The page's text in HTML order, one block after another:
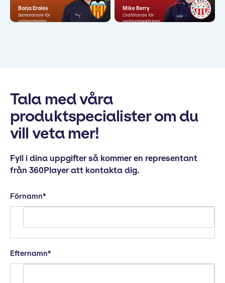
Borja Eroles
Samordnare för
verksamheten
Mike Berry
Ordförande för
ungdomssektionen
Tala med våra
produktspecialister om du
vill veta mer!
Fyll i dina uppgifter så kommer en representant
från 360Player att kontakta dig.
Förnamn*
Efternamn*